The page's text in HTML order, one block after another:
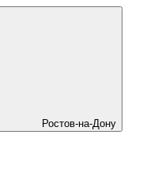
Ростов-на-Дону